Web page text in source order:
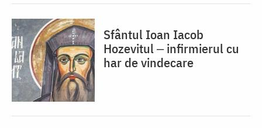
Sfântul Ioan Iacob
Hozevitul ‒ infirmierul cu
har de vindecare